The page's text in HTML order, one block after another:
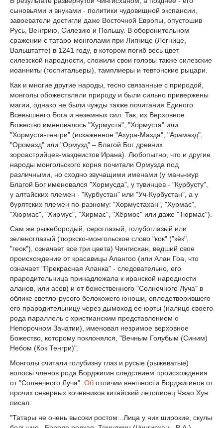
сыновьями и внуками - политики чудовищной экспансии,
завоеватели достигли даже Восточной Европы, опустошив
Русь, Венгрию, Силезию и Польшу. В оборонительном
сражении с татаро-монголами при Лигнице (Легнице,
Вальштатте) в 1241 году, в котором погиб весь цвет
силезской народности, сложили свои головы также силезские
иоанниты (госпитальеры), тамплиеры и тевтонские рыцари.
Как и многие другие народы, тесно связанные с природой,
монголы обожествляли природу и были сильно привержены
магии, однако не были чужды также почитания Единого
Всевышнего Бога и неземных сил. Так, их Верховное
Божество именовалось "Хурмуста", "Хормуста" или
"Хормуста-тенгри" (искаженное "Ахура-Мазда", "Арамазд",
"Оромазд" или "Ормузд" – Благой Бог древних
зороастрийцев-маздеистов Ирана). Любопытно, что и другие
народы монгольского корня почитали Ормузда под
различными, но сходно звучащими именами (у маньчжур
Благой Бог именовался "Хормусда", у тувинцев - "Курбусту",
у алтайских племен - "Курбустан" или "Уч-Курбустан", а у
бурятских племен по-разному: "Хормустахан", "Хурмас",
"Хюрмас", "Хирмус", "Хирмас", "Хёрмос" или даже "Тюрмас").
Сам же рыжебородый, сероглазый, голубоглазый или
зеленоглазый (тюркско-монгольское слово "кок" ("кёк",
"геок"), означает все три цвета) Чингисхан, ведший свое
происхождение от красавицы Алангоо (или Алан Гоа, что
означает "Прекрасная Аланка" - следовательно, его
прародительница принадлежала к иранской народности
аланов, или асов) и от божественного "Солнечного Луча" в
облике светло-русого белокожего юноши, оплодотворившего
его прародительницу через дымоход ее юрты (налицо своего
рода параллель с христианским представлением о
Непорочном Зачатии), именовал незримое верховное
Божество, которому поклонялся, "Вечным Голубым (Синим)
Небом (Кок Тенгри)".
Монголы считали голубизну глаз и русые (рыжеватые)
волосы членов рода Борджигин следствием происхождения
от "Солнечного Луча". Об отличии внешности Борджигинов от
прочих северных кочевников китайский летописец Чжао Хун
писал:
"Татары не очень высоки ростом...Лица у них широкие, скулы